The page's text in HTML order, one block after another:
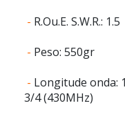
- R.Ou.E. S.W.R.: 1.5
- Peso: 550gr
- Longitude onda:
3/4 (430MHz)